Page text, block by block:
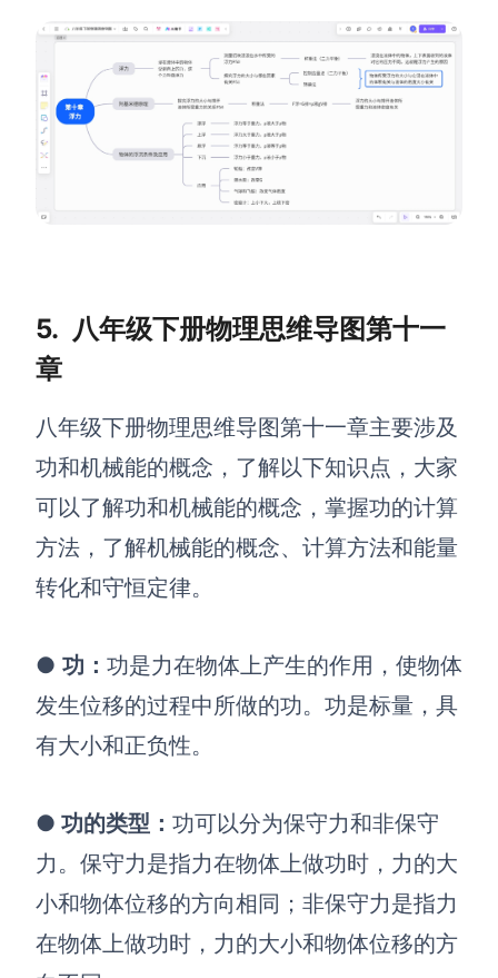
5. 八年级下册物理思维导图第十一
章
八年级下册物理思维导图第十一章主要涉及
功和机械能的概念 ，了解以下知识点，大家
可以了解功和机械能的概念，掌握功的计算
方法，了解机械能的概念、计算方法和能量
转化和守恒定律。
● 功： 功是力在物体上产生的作用，使物体
发生位移的过程中所做的功。功是标量，具
有大小和正负性。
● 功的类型 ： 功可以分为保守力和非保守
力。保守力是指力在物体上做功时，力的大
小和物体位移的方向相同；非保守力是指力
在物体上做功时，力的大小和物体位移的方